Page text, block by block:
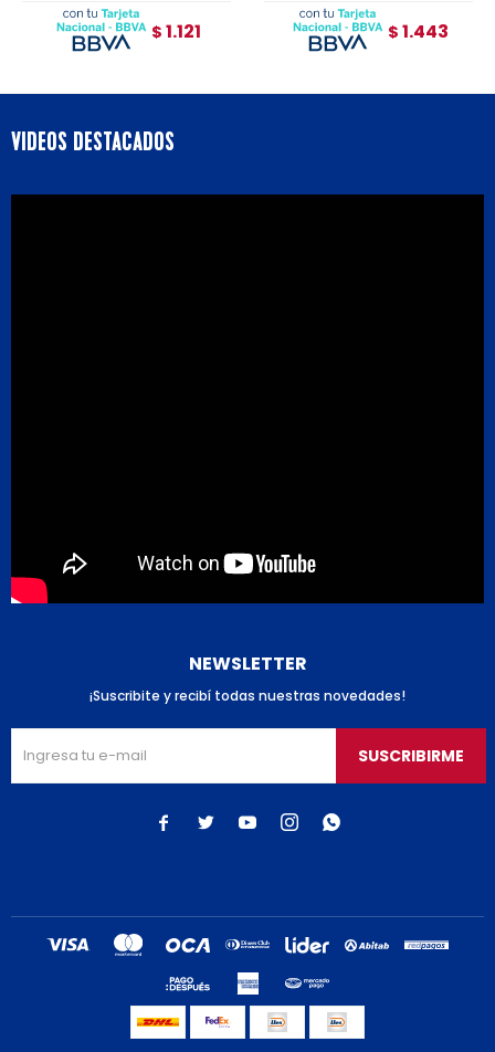
$ 1.121 $ 1.443
VIDEOS DESTACADOS
NEWSLETTER
¡Suscribite y recibí todas nuestras novedades!
SUSCRIBIRME
    